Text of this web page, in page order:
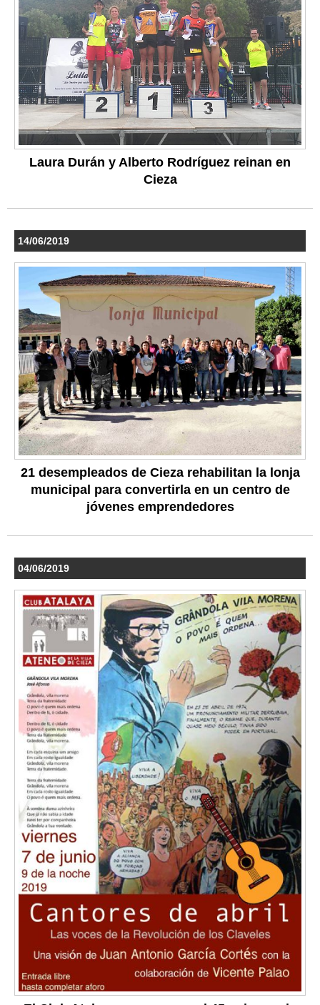
Laura Durán y Alberto Rodríguez reinan en
Cieza
14/06/2019
21 desempleados de Cieza rehabilitan la lonja
municipal para convertirla en un centro de
jóvenes emprendedores
04/06/2019